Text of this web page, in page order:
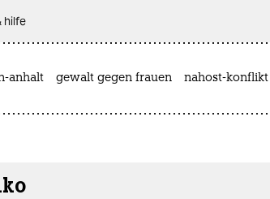
hilfe
anhalt gewalt gegen frauen nahost-konflikt